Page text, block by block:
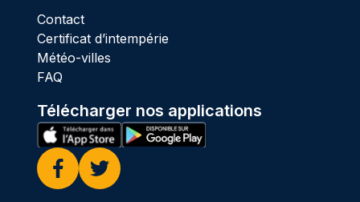
Contact
Certificat d’intempérie
Météo-villes
FAQ
Télécharger nos applications
Facebook
Twitter